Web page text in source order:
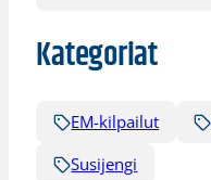
Kategoriat
EM-kilpailut
Susijengi